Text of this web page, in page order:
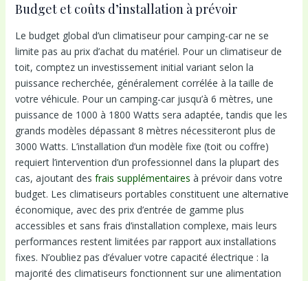
Budget et coûts d’installation à prévoir
Le budget global d’un climatiseur pour camping-car ne se
limite pas au prix d’achat du matériel. Pour un climatiseur de
toit, comptez un investissement initial variant selon la
puissance recherchée, généralement corrélée à la taille de
votre véhicule. Pour un camping-car jusqu’à 6 mètres, une
puissance de 1000 à 1800 Watts sera adaptée, tandis que les
grands modèles dépassant 8 mètres nécessiteront plus de
3000 Watts. L’installation d’un modèle fixe (toit ou coffre)
requiert l’intervention d’un professionnel dans la plupart des
cas, ajoutant des frais supplémentaires à prévoir dans votre
budget. Les climatiseurs portables constituent une alternative
économique, avec des prix d’entrée de gamme plus
accessibles et sans frais d’installation complexe, mais leurs
performances restent limitées par rapport aux installations
fixes. N’oubliez pas d’évaluer votre capacité électrique : la
majorité des climatiseurs fonctionnent sur une alimentation